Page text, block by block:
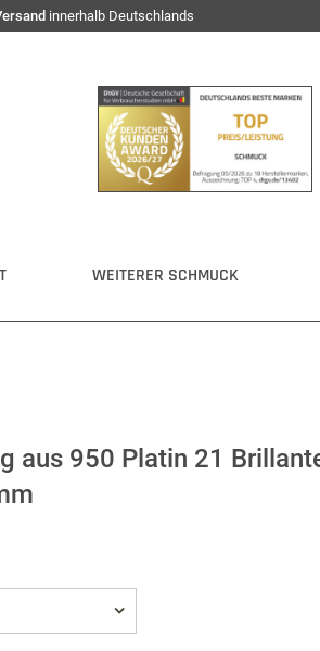
innerhalb Deutschlands
WEITERER SCHMUCK
aus 950 Platin 21